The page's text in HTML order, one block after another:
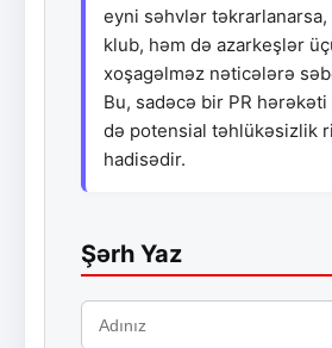
eyni səhvlər təkrarlanarsa,
klub, həm də azarkeşlər
xoşagəlməz nəticələrə
Bu, sadəcə bir PR
də potensial təhlükəsizlik
hadisədir.
Şərh Yaz